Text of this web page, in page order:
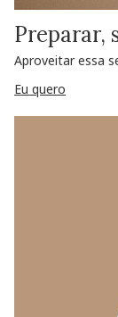
Preparar,
Aproveitar essa
Eu quero